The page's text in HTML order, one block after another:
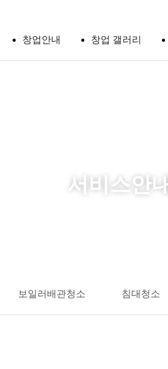
창업안내 창업 갤러리
서비스안내
보일러배관청소 침대청소